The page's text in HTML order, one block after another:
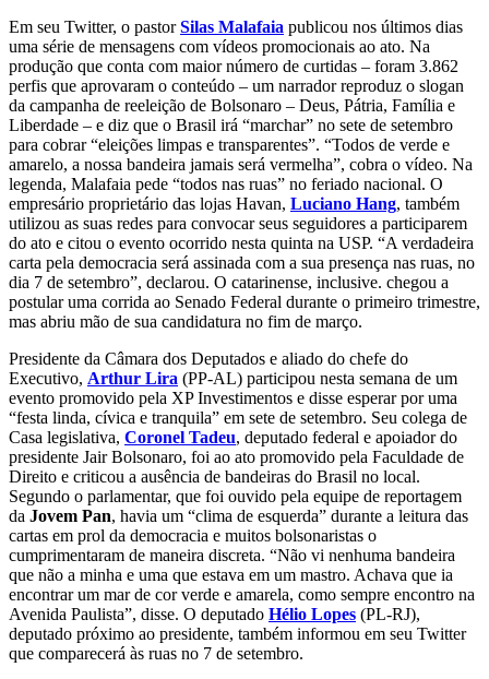
Em seu Twitter, o pastorSilas Malafaia publicou nos últimos dias
uma série de mensagens com vídeos promocionais ao ato. Na
produção que conta com maior número de curtidas – foram 3.862
perfis que aprovaram o conteúdo – um narrador reproduz o slogan
da campanha de reeleição de Bolsonaro – Deus, Pátria, Família e
Liberdade – e diz que o Brasil irá “marchar” no sete de setembro
para cobrar “eleições limpas e transparentes”. “Todos de verde e
amarelo, a nossa bandeira jamais será vermelha”, cobra o vídeo. Na
legenda, Malafaia pede “todos nas ruas” no feriado nacional. O
empresário proprietário das lojas Havan, Luciano Hang, também
utilizou as suas redes para convocar seus seguidores a participarem
do ato e citou o evento ocorrido nesta quinta na USP. “A verdadeira
carta pela democracia será assinada com a sua presença nas ruas, no
dia 7 de setembro”, declarou. O catarinense, inclusive. chegou a
postular uma corrida ao Senado Federal durante o primeiro trimestre,
mas abriu mão de sua candidatura no fim de março.
Presidente da Câmara dos Deputados e aliado do chefe do
Executivo, Arthur Lira (PP-AL) participou nesta semana de um
evento promovido pela XP Investimentos e disse esperar por uma
“festa linda, cívica e tranquila” em sete de setembro. Seu colega de
Casa legislativa, Coronel Tadeu, deputado federal e apoiador do
presidente Jair Bolsonaro, foi ao ato promovido pela Faculdade de
Direito e criticou a ausência de bandeiras do Brasil no local.
Segundo o parlamentar, que foi ouvido pela equipe de reportagem
da Jovem Pan, havia um “clima de esquerda” durante a leitura das
cartas em prol da democracia e muitos bolsonaristas o
cumprimentaram de maneira discreta. “Não vi nenhuma bandeira
que não a minha e uma que estava em um mastro. Achava que ia
encontrar um mar de cor verde e amarela, como sempre encontro na
Avenida Paulista”, disse. O deputado Hélio Lopes (PL-RJ),
deputado próximo ao presidente, também informou em seu Twitter
que comparecerá às ruas no 7 de setembro.